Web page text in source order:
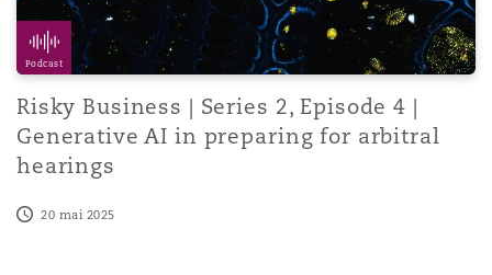
Podcast
Risky Business | Series 2, Episode 4 |
Generative AI in preparing for arbitral
hearings
20 mai 2025